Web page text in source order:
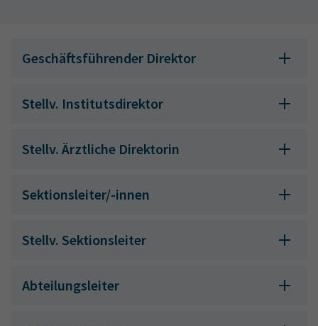
Geschäftsführender Direktor
Stellv. Institutsdirektor
Stellv. Ärztliche Direktorin
Sektionsleiter/-innen
Stellv. Sektionsleiter
Abteilungsleiter